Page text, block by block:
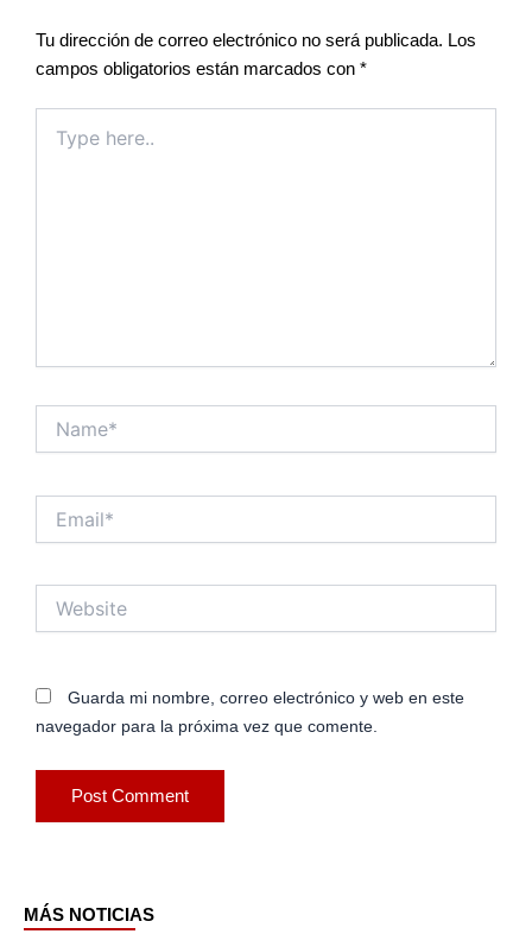
Tu dirección de correo electrónico no será publicada. Los
campos obligatorios están marcados con *
here..
Guarda mi nombre, correo electrónico y web en este
navegador para la próxima vez que comente.
MÁS NOTICIAS